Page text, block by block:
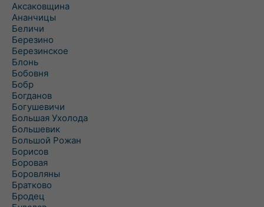
Аксаковщина
Ананчицы
Беличи
Березино
Березинское
Блонь
Бобовня
Бобр
Богданов
Богушевичи
Большая Ухолода
Большевик
Большой Рожан
Борисов
Боровая
Боровляны
Братково
Бродец